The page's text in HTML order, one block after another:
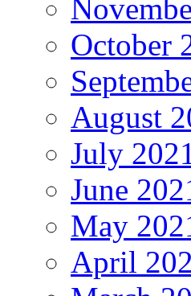
October
August
July
June
May
April